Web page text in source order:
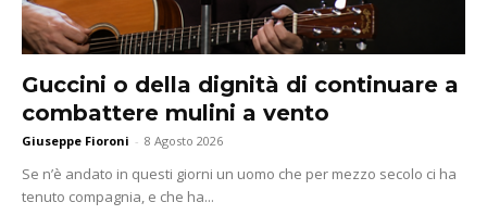
Guccini o della dignità di continuare a
combattere mulini a vento
Giuseppe Fioroni - 8 Agosto 2026
Se n’è andato in questi giorni un uomo che per mezzo secolo ci ha
tenuto compagnia, e che ha...